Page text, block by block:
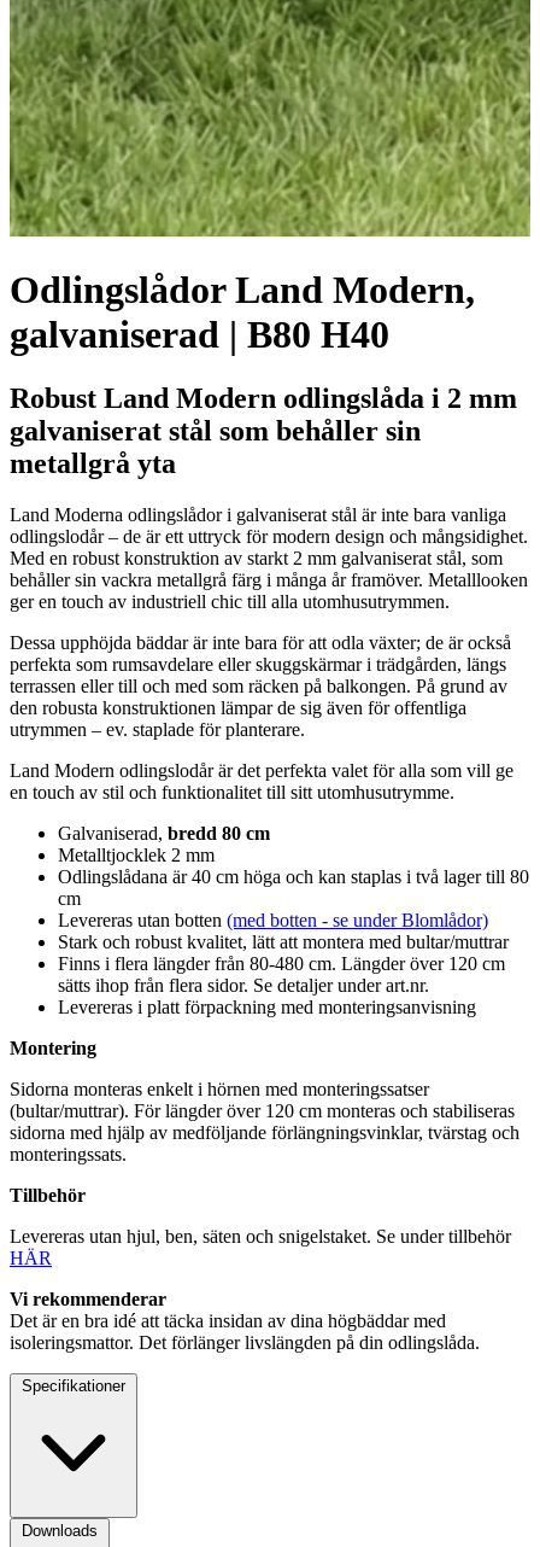
Odlingslådor Land Modern,
galvaniserad | B80 H40
Robust Land Modern odlingslåda i 2 mm
galvaniserat stål som behåller sin
metallgrå yta
Land Moderna odlingslådor i galvaniserat stål är inte bara vanliga
odlingslodår – de är ett uttryck för modern design och mångsidighet.
Med en robust konstruktion av starkt 2 mm galvaniserat stål, som
behåller sin vackra metallgrå färg i många år framöver. Metalllooken
ger en touch av industriell chic till alla utomhusutrymmen.
Dessa upphöjda bäddar är inte bara för att odla växter; de är också
perfekta som rumsavdelare eller skuggskärmar i trädgården, längs
terrassen eller till och med som räcken på balkongen. På grund av
den robusta konstruktionen lämpar de sig även för offentliga
utrymmen – ev. staplade för planterare.
Land Modern odlingslodår är det perfekta valet för alla som vill ge
en touch av stil och funktionalitet till sitt utomhusutrymme.
Galvaniserad, bredd 80 cm
Metalltjocklek 2 mm
Odlingslådana är 40 cm höga och kan staplas i två lager till 80
cm
Levereras utan botten (med botten - se under Blomlådor)
Stark och robust kvalitet, lätt att montera med bultar/muttrar
Finns i flera längder från 80-480 cm. Längder över 120 cm
sätts ihop från flera sidor. Se detaljer under art.nr.
Levereras i platt förpackning med monteringsanvisning
Montering
Sidorna monteras enkelt i hörnen med monteringssatser
(bultar/muttrar). För längder över 120 cm monteras och stabiliseras
sidorna med hjälp av medföljande förlängningsvinklar, tvärstag och
monteringssats.
Tillbehör
Levereras utan hjul, ben, säten och snigelstaket. Se under tillbehör
HÄR
Vi rekommenderar
Det är en bra idé att täcka insidan av dina högbäddar med
isoleringsmattor. Det förlänger livslängden på din odlingslåda.
Specifikationer
Downloads